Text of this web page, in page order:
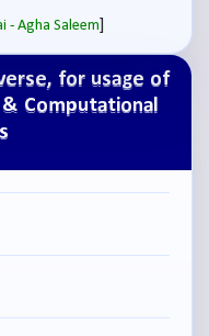
for usage of
Computational
- Agha Saleem